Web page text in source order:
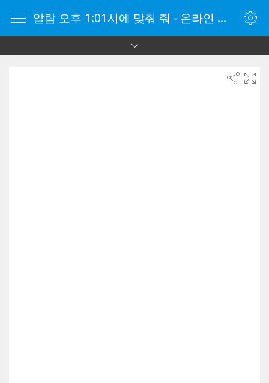
알람 오후 1:01시에 맞춰 줘 - 온라인 알람 시계 - 자명종 온라인 - 온라인 자명종